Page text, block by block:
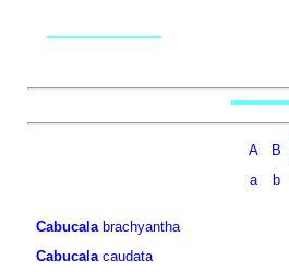
A B
a
b
Cabucala brachyantha
Cabucala caudata